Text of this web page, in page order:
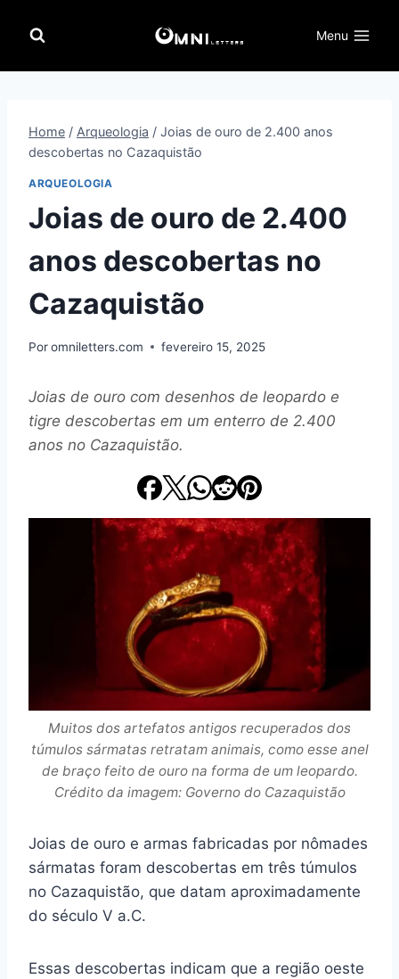
para
Menu
Home / Arqueologia / Joias de ouro de 2.400 anos
descobertas no Cazaquistão
ARQUEOLOGIA
Joias de ouro de 2.400
anos descobertas no
Cazaquistão
Poromniletters.com fevereiro 15, 2025
Joias de ouro com desenhos de leopardo e
tigre descobertas em um enterro de 2.400
anos no Cazaquistão.
Muitos dos artefatos antigos recuperados dos
túmulos sármatas retratam animais, como esse anel
de braço feito de ouro na forma de um leopardo.
Crédito da imagem: Governo do Cazaquistão
Joias de ouro e armas fabricadas por nômades
sármatas foram descobertas em três túmulos
no Cazaquistão, que datam aproximadamente
do século V a.C.
Essas descobertas indicam que a região oeste